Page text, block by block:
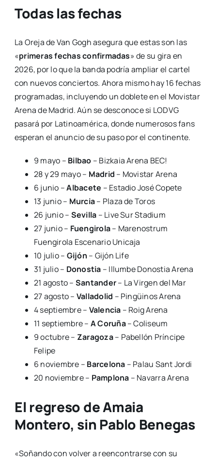
Todas las fechas
La Oreja de Van Gogh asegura que estas son las
«primeras fechas confirmadas» de su gira en
2026, por lo que la banda podría ampliar el cartel
con nuevos conciertos. Ahora mismo hay 16 fechas
programadas, incluyendo un doblete en el Movistar
Arena de Madrid. Aún se desconoce si LODVG
pasará por Latinoamérica, donde numerosos fans
esperan el anuncio de su paso por el continente.
9 mayo – Bilbao – Bizkaia Arena BEC!
28 y 29 mayo – Madrid – Movistar Arena
6 junio –Albacete – Estadio José Copete
13 junio – Murcia– Plaza de Toros
26 junio – Sevilla – Live Sur Stadium
27 junio – Fuengirola– Marenostrum
Fuengirola Escenario Unicaja
10 julio – Gijón – Gijón Life
31 julio – Donostia – Illumbe Donostia Arena
21 agosto – Santander– La Virgen del Mar
27 agosto – Valladolid – Pingüinos Arena
4 septiembre – Valencia – Roig Arena
11 septiembre – A Coruña– Coliseum
9 octubre – Zaragoza– Pabellón Príncipe
Felipe
6 noviembre – Barcelona – Palau Sant Jordi
20 noviembre – Pamplona – Navarra Arena
El regreso de Amaia
Montero, sin Pablo Benegas
«Soñando con volver a reencontrarse con su